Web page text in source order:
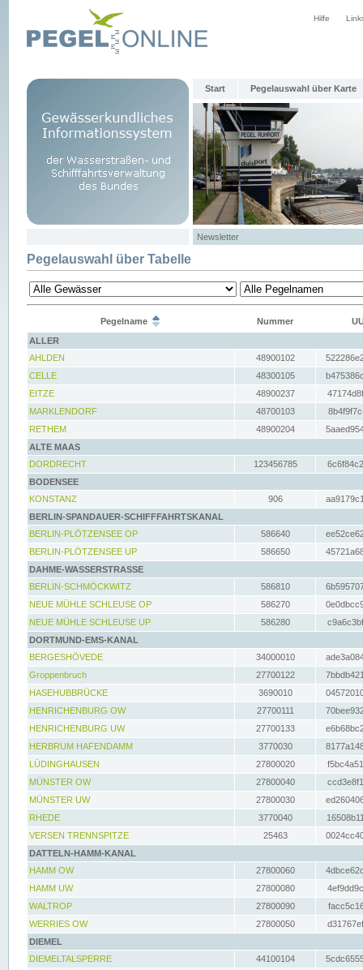
Hilfe
Start Pegelauswahl über Karte
Newsletter
Pegelauswahl über Tabelle
Pegelname Nummer
ALLER
AHLDEN
48900102
CELLE
48300105
EITZE
48900237
MARKLENDORF
48700103
RETHEM
48900204
ALTE MAAS
DORDRECHT
123456785
BODENSEE
KONSTANZ
906
BERLIN-SPANDAUER-SCHIFFFAHRTSKANAL
BERLIN-PLÖTZENSEE OP
586640
BERLIN-PLÖTZENSEE UP
586650
DAHME-WASSERSTRASSE
BERLIN-SCHMÖCKWITZ
586810
NEUE MÜHLE SCHLEUSE OP
586270
NEUE MÜHLE SCHLEUSE UP
586280
DORTMUND-EMS-KANAL
BERGESHÖVEDE
34000010
Groppenbruch
27700122
HASEHUBBRÜCKE
3690010
HENRICHENBURG OW
27700111
HENRICHENBURG UW
27700133
HERBRUM HAFENDAMM
3770030
LÜDINGHAUSEN
27800020
MÜNSTER OW
27800040
MÜNSTER UW
27800030
RHEDE
3770040
VERSEN TRENNSPITZE
25463
DATTELN-HAMM-KANAL
HAMM OW
27800060
HAMM UW
27800080
WALTROP
27800090
WERRIES OW
27800050
DIEMEL
DIEMELTALSPERRE
44100104